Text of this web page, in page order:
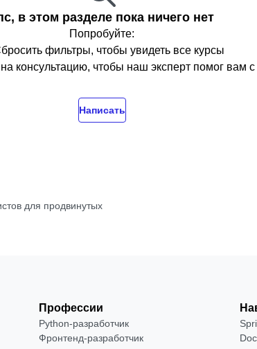
в этом разделе пока ничего нет
Попробуйте:
фильтры, чтобы увидеть все курсы
на консультацию, чтобы наш эксперт помог вам
Написать
для продвинутых
Профессии
Python-разработчик
Фронтенд-разработчик